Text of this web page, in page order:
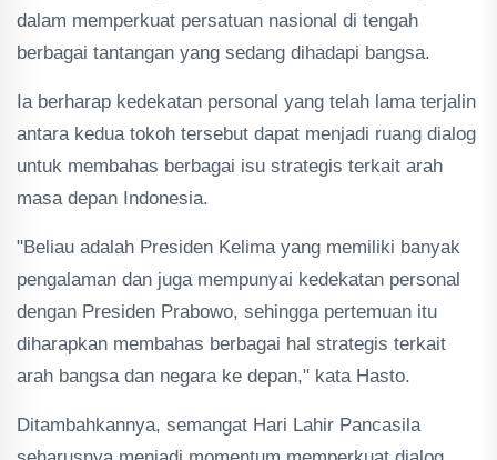
dalam memperkuat persatuan nasional di tengah
berbagai tantangan yang sedang dihadapi bangsa.
Ia berharap kedekatan personal yang telah lama terjalin
antara kedua tokoh tersebut dapat menjadi ruang dialog
untuk membahas berbagai isu strategis terkait arah
masa depan Indonesia.
"Beliau adalah Presiden Kelima yang memiliki banyak
pengalaman dan juga mempunyai kedekatan personal
dengan Presiden Prabowo, sehingga pertemuan itu
diharapkan membahas berbagai hal strategis terkait
arah bangsa dan negara ke depan," kata Hasto.
Ditambahkannya, semangat Hari Lahir Pancasila